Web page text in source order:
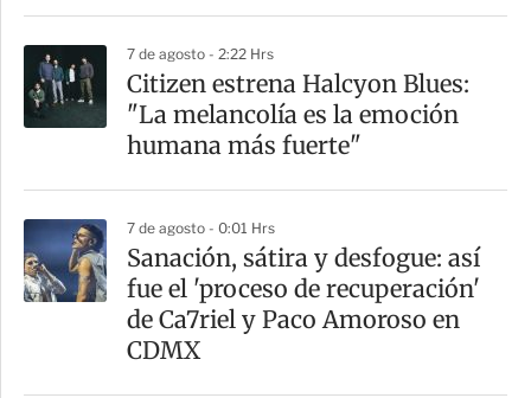
7 de agosto - 2:22 Hrs
Citizen estrena Halcyon Blues:
"La melancolía es la emoción
humana más fuerte"
7 de agosto - 0:01 Hrs
Sanación, sátira y desfogue: así
fue el 'proceso de recuperación'
de Ca7riel y Paco Amoroso en
CDMX